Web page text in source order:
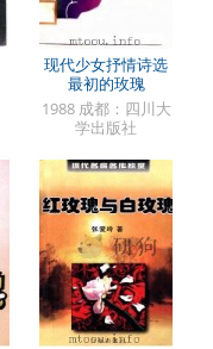
现代少女抒情诗选
最初的玫瑰
1988 成都：四川大
学出版社